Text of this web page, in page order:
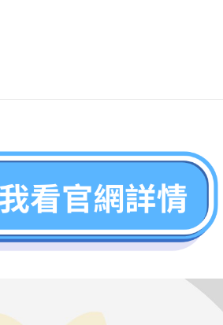
任。
４．使用「AFTEE先享後付」時，將依
即時審查核予不同之上限額度；若仍有
結果請求用戶進行身份認證。
５．嚴禁一人註冊多個帳號或使用他人
形，恩沛科技股份有限公司將有權停止
動。